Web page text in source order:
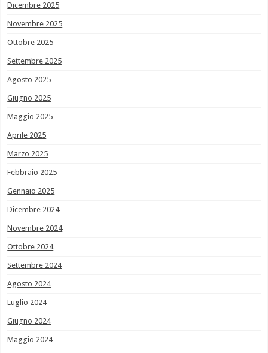
Dicembre 2025
Novembre 2025
Ottobre 2025
Settembre 2025
Agosto 2025
Giugno 2025
Maggio 2025
Aprile 2025
Marzo 2025
Febbraio 2025
Gennaio 2025
Dicembre 2024
Novembre 2024
Ottobre 2024
Settembre 2024
Agosto 2024
Luglio 2024
Giugno 2024
Maggio 2024